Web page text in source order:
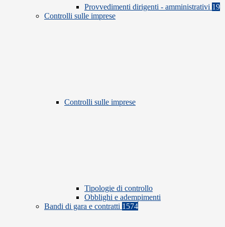
Provvedimenti dirigenti - amministrativi 19
Controlli sulle imprese
Controlli sulle imprese
Tipologie di controllo
Obblighi e adempimenti
Bandi di gara e contratti 1574